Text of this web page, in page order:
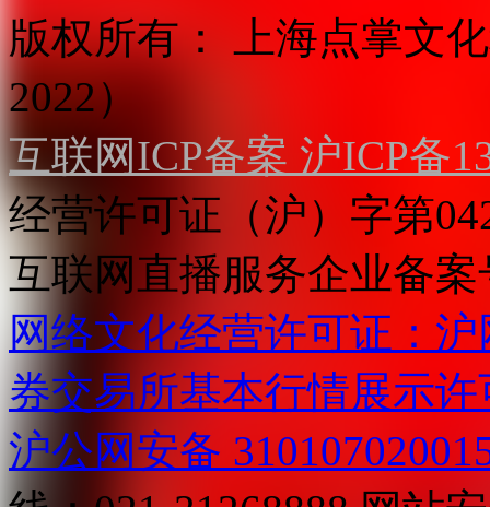
版权所有：
上海点掌文
2022）
互联网ICP备案 沪ICP备
经营许可证（沪）字第
互联网直播服务企业备案
网络文化经营许可证：
券交易所基本行情展示许
沪公网安备